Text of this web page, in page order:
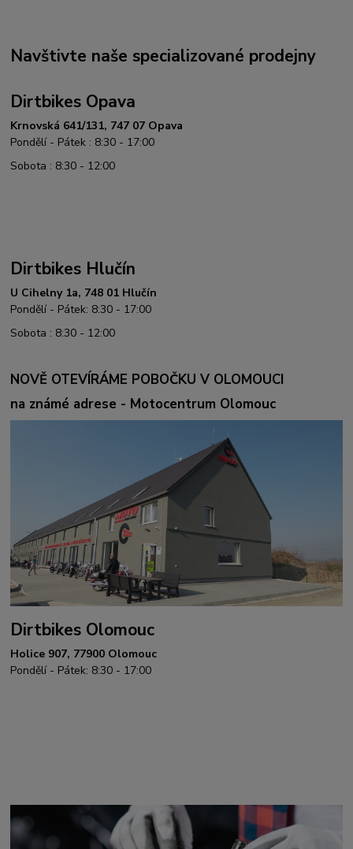
Navštivte naše specializované prodejny
Dirtbikes Opava
Krnovská 641/131, 747 07 Opava
Pondělí - Pátek : 8:30 - 17:00
Sobota : 8:30 - 12:00
Dirtbikes Hlučín
U Cihelny 1a, 748 01 Hlučín
Pondělí - Pátek: 8:30 - 17:00
Sobota : 8:30 - 12:00
NOVĚ OTEVÍRÁME POBOČKU V OLOMOUCI
na známé adrese - Motocentrum Olomouc
Dirtbikes Olomouc
Holice 907, 77900 Olomouc
Pondělí - Pátek: 8:30 - 17:00